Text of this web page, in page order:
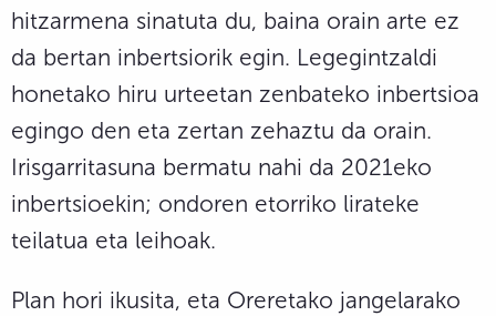
hitzarmena sinatuta du, baina orain arte ez
da bertan inbertsiorik egin. Legegintzaldi
honetako hiru urteetan zenbateko inbertsioa
egingo den eta zertan zehaztu da orain.
Irisgarritasuna bermatu nahi da 2021eko
inbertsioekin; ondoren etorriko lirateke
teilatua eta leihoak.
Plan hori ikusita, eta Oreretako jangelarako